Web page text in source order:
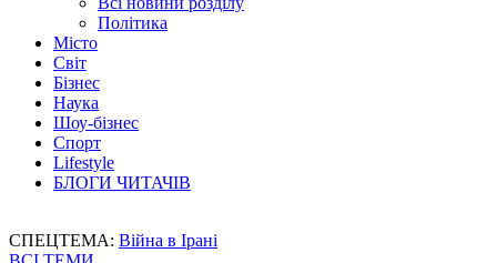
Політика
Місто
Світ
Бізнес
Наука
Шоу-бізнес
Спорт
Lifestyle
БЛОГИ ЧИТАЧІВ
СПЕЦТЕМА: Війна в Ірані